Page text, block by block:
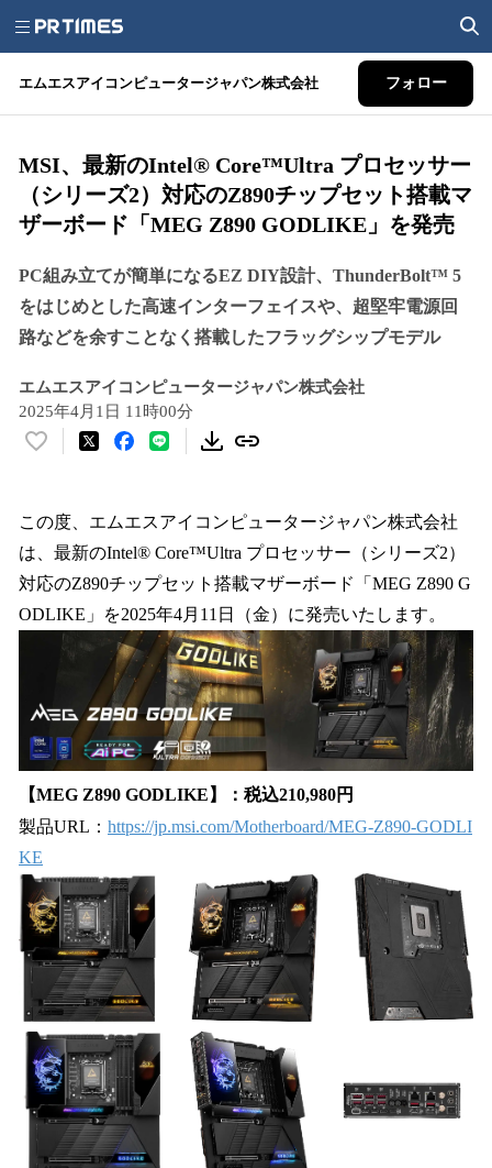
エムエスアイコンピュータージャパン株式会社 フォロー
MSI、最新のIntel® Core™Ultra プロセッサー
（シリーズ2）対応のZ890チップセット搭載マ
ザーボード「MEG Z890 GODLIKE」を発売
PC組み立てが簡単になるEZ DIY設計、ThunderBolt™ 5
をはじめとした高速インターフェイスや、超堅牢電源回
路などを余すことなく搭載したフラッグシップモデル
エムエスアイコンピュータージャパン株式会社
2025年4月1日 11時00分
い
！
を
読
み
込
で
この度、エムエスアイコンピュータージャパン株式会社
は、最新のIntel® Core™Ultra プロセッサー（シリーズ2）
対応のZ890チップセット搭載マザーボード「MEG Z890 G
ODLIKE」を2025年4月11日（金）に発売いたします。
【MEG Z890 GODLIKE】：税込210,980円
製品URL： https://jp.msi.com/Motherboard/MEG-Z890-GODLI
KE